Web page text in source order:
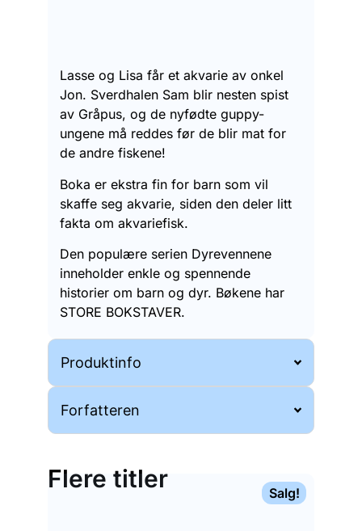
Lasse og Lisa får et akvarie av onkel
Jon. Sverdhalen Sam blir nesten spist
av Gråpus, og de nyfødte guppy-
ungene må reddes før de blir mat for
de andre fiskene!
Boka er ekstra fin for barn som vil
skaffe seg akvarie, siden den deler litt
fakta om akvariefisk.
Den populære serien Dyrevennene
inneholder enkle og spennende
historier om barn og dyr. Bøkene har
STORE BOKSTAVER.
Produktinfo
Forfatteren
Flere titler
Salg!